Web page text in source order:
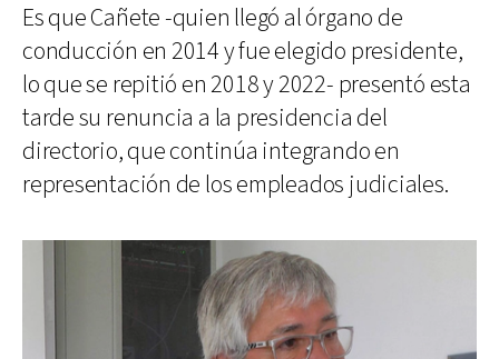
Es que Cañete -quien llegó al órgano de
conducción en 2014 y fue elegido presidente,
lo que se repitió en 2018 y 2022- presentó esta
tarde su renuncia a la presidencia del
directorio, que continúa integrando en
representación de los empleados judiciales.